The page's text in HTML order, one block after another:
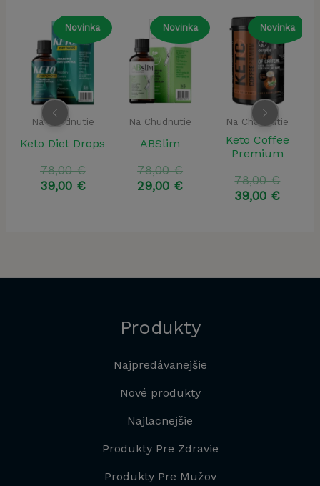
Novinka
Na Chudnutie
Keto Diet Drops
78,00€Pôvodná
cena
39,00 €Aktuálna
Novinka
Na Chudnutie
ABSlim
78,00€Pôvodná
cena
29,00 €Aktuálna
Novinka
Na Chudnutie
Keto Coffee
Premium
78,00€
cena
39,00 €
Produkty
Najpredávanejšie
Nové produkty
Najlacnejšie
Produkty Pre Zdravie
Produkty Pre Mužov